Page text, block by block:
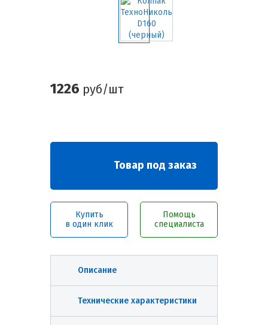
1226 руб/шт
Товар под заказ
Купить
в один клик
Помощь
специалиста
Описание
Технические характеристики